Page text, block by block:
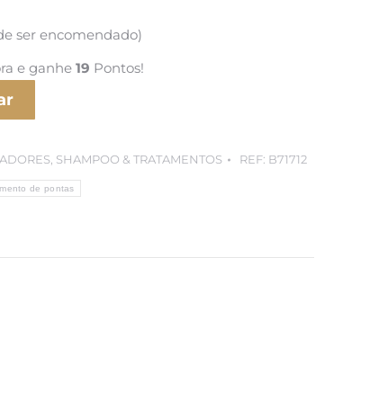
ser encomendado)
e ganhe 19 Pontos!
SHAMPOO & TRATAMENTOS REF: B71712
de pontas